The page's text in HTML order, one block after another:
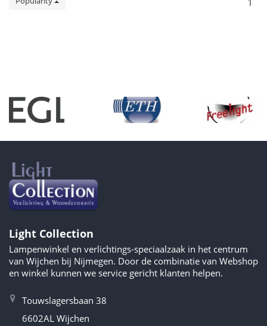
Light Collection
Lampenwinkel en verlichtings-speciaalzaak in het centrum
van Wijchen bij Nijmegen. Door de combinatie van Webshop
en winkel kunnen we service gericht klanten helpen.
Touwslagersbaan 38
6602AL Wijchen